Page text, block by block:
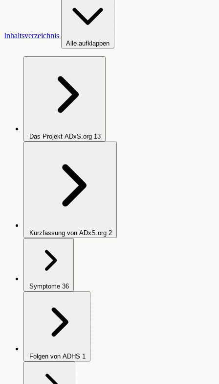
Inhaltsverzeichnis
Alle aufklappen
Das Projekt ADxS.org 13
Kurzfassung von ADxS.org 2
Symptome 36
Folgen von ADHS 1